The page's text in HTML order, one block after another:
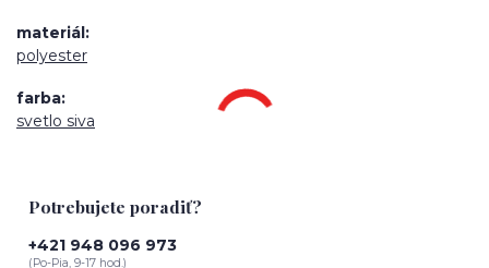
materiál
polyester
farba
svetlo siva
Potrebujete poradiť?
+421 948 096 973
(Po-Pia, 9-17 hod.)